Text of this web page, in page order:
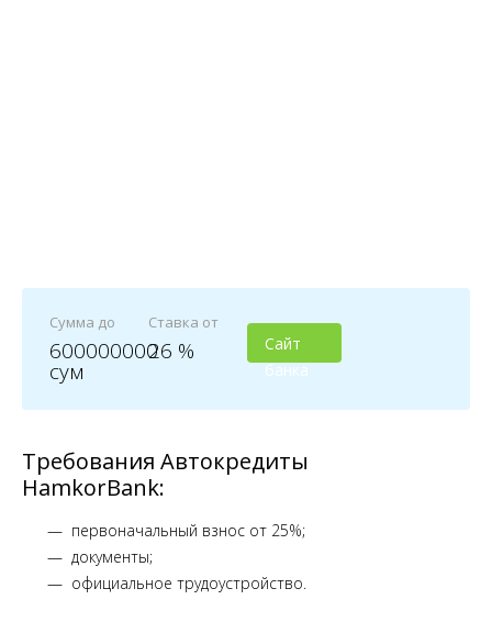
Сумма до
600000000
сум
Ставка от
26 %
Сайт
банка
Требования Автокредиты
HamkorBank:
первоначальный взнос от 25%;
документы;
официальное трудоустройство.